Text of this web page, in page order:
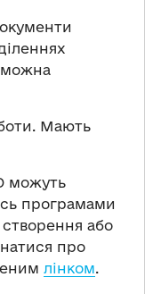
можна
Мають
можуть
програмами
або
про
лінком.